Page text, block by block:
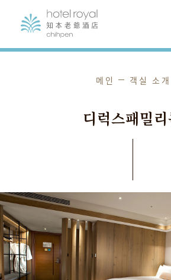
메인 객실 소개
디럭스패밀리